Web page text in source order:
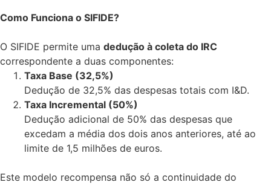
Como Funciona o SIFIDE?
O SIFIDE permite uma dedução à coleta do IRC
correspondente a duas componentes:
Taxa Base (32,5%)
Dedução de 32,5% das despesas totais com I&D.
Taxa Incremental (50%)
Dedução adicional de 50% das despesas que
excedam a média dos dois anos anteriores, até ao
limite de 1,5 milhões de euros.
Este modelo recompensa não só a continuidade do